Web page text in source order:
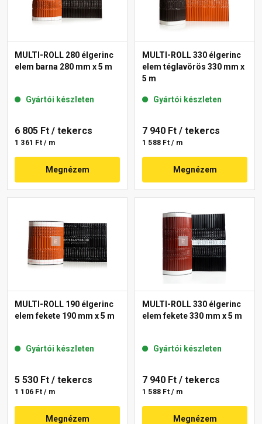
MULTI-ROLL 280 élgerinc
elem barna 280 mm x 5 m
Gyártói készleten
6 805 Ft / tekercs
1 361 Ft / m
Megnézem
MULTI-ROLL 330 élgerinc
elem téglavörös 330 mm x
5 m
Gyártói készleten
7 940 Ft / tekercs
1 588 Ft / m
Megnézem
MULTI-ROLL 190 élgerinc
elem fekete 190 mm x 5 m
Gyártói készleten
5 530 Ft / tekercs
1 106 Ft / m
Megnézem
MULTI-ROLL 330 élgerinc
elem fekete 330 mm x 5 m
Gyártói készleten
7 940 Ft / tekercs
1 588 Ft / m
Megnézem